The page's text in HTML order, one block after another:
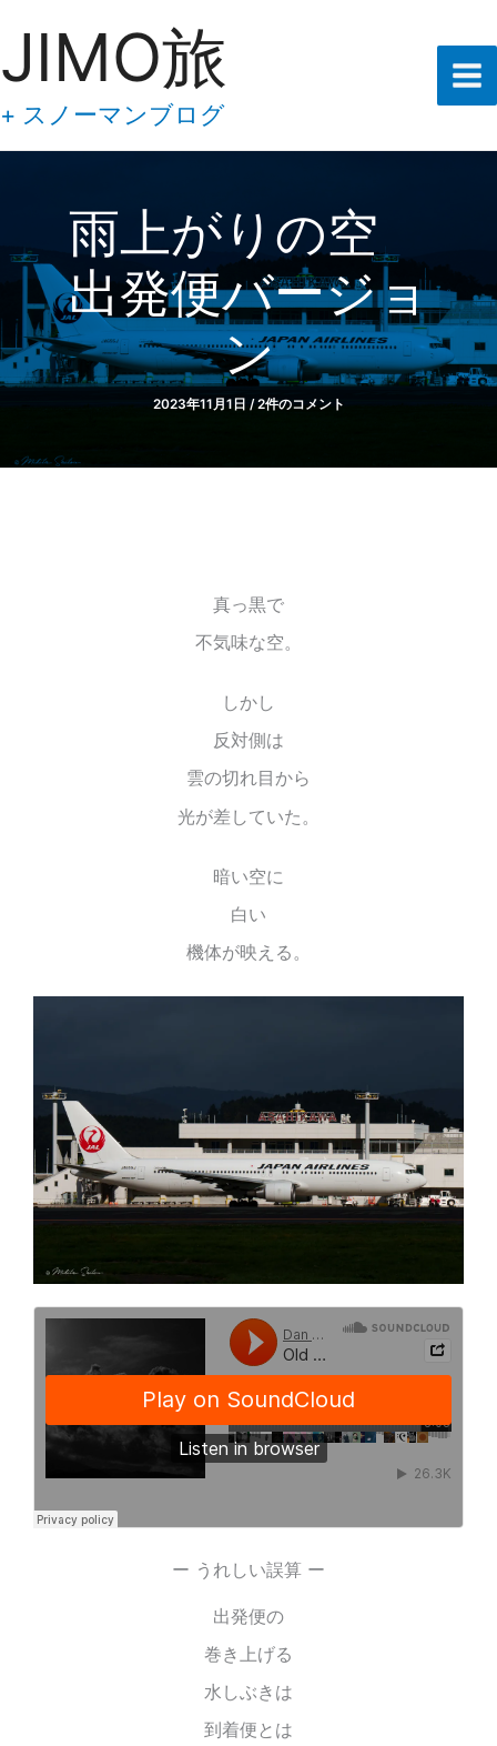
を
ス
JIMO旅
+ スノーマンブログ
雨上がりの空
出発便バージョ
ン
2023年11月1日 /2件のコメント
真っ黒で
不気味な空。
しかし
反対側は
雲の切れ目から
光が差していた。
暗い空に
白い
機体が映える。
ー うれしい誤算 ー
出発便の
巻き上げる
水しぶきは
到着便とは
な
ー
入
力
し
て
下
さ